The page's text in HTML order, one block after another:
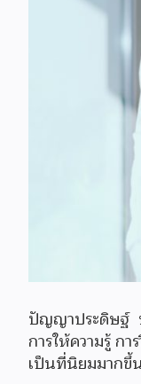
ปัญญาประดิษฐ์ ห
การให้ความรู้ ก
เป็นที่นิยมมากขึ้